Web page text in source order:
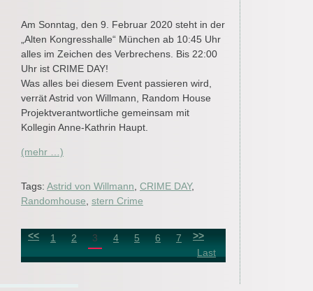
Am Sonntag, den 9. Februar 2020 steht in der
„Alten Kongresshalle“ München ab 10:45 Uhr
alles im Zeichen des Verbrechens. Bis 22:00
Uhr ist CRIME DAY!
Was alles bei diesem Event passieren wird,
verrät Astrid von Willmann, Random House
Projektverantwortliche gemeinsam mit
Kollegin Anne-Kathrin Haupt.
(mehr …)
Tags: Astrid von Willmann CRIME DAY,
Randomhouse stern Crime
<< 1 2 3 4 5 6 7
>>
Last